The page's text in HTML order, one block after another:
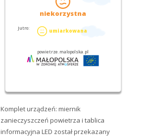
Komplet urządzeń: miernik
zanieczyszczeń powietrza i tablica
informacyjna LED został przekazany